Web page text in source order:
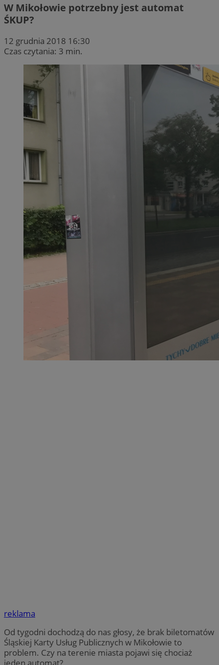
W Mikołowie potrzebny jest automat
ŚKUP?
12 grudnia 2018 16:30
Czas czytania: 3 min.
reklama
Od tygodni dochodzą do nas głosy, że brak biletomatów
Śląskiej Karty Usług Publicznych w Mikołowie to
problem. Czy na terenie miasta pojawi się chociaż